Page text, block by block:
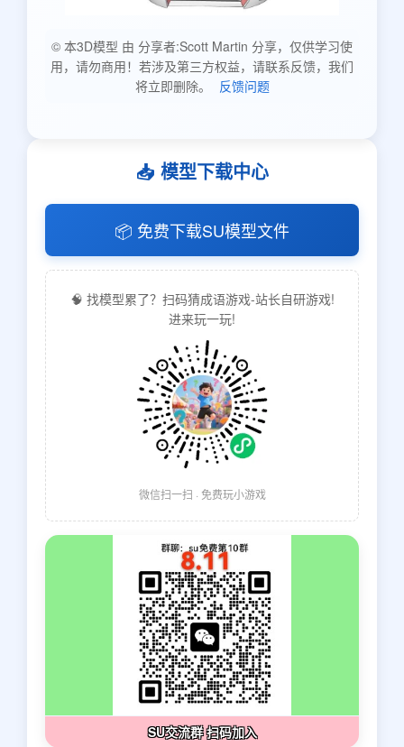
© 本3D模型 由 分享者:Scott Martin 分享，仅供学习使
用，请勿商用！若涉及第三方权益，请联系反馈，我们
将立即删除。
反馈问题
📥 模型下载中心
📦 免费下载SU模型文件
🧠 找模型累了？扫码猜成语游戏-站长自研游戏!
进来玩一玩!
微信扫一扫 · 免费玩小游戏
SU交流群 扫码加入